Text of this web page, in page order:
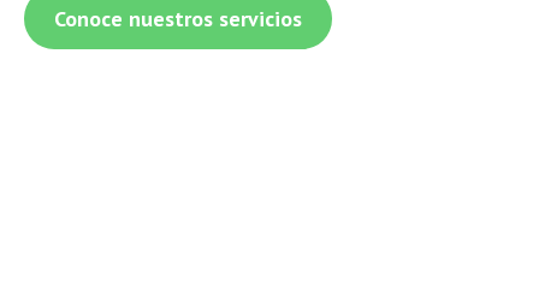
Conoce nuestros servicios